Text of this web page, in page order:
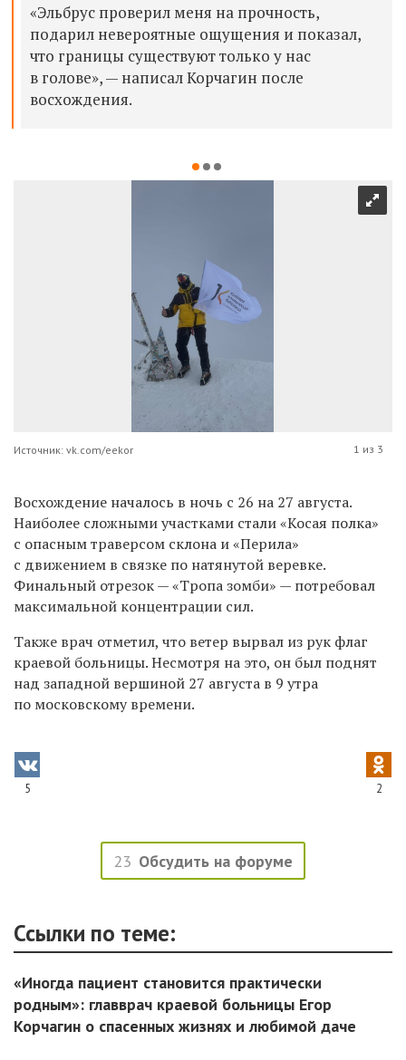
«Эльбрус проверил меня на прочность,
подарил невероятные ощущения и показал,
что границы существуют только у нас
в голове», — написал Корчагин после
восхождения.
Источник: vk.com/eekor 1 из 3
Восхождение началось в ночь с 26 на 27 августа.
Наиболее сложными участками стали «Косая полка»
с опасным траверсом склона и «Перила»
с движением в связке по натянутой веревке.
Финальный отрезок — «Тропа зомби» — потребовал
максимальной концентрации сил.
Также врач отметил, что ветер вырвал из рук флаг
краевой больницы. Несмотря на это, он был поднят
над западной вершиной 27 августа в 9 утра
по московскому времени.
5 2
23 Обсудить на форуме
Ссылки по теме:
«Иногда пациент становится практически
родным»: главврач краевой больницы Егор
Корчагин о спасенных жизнях и любимой даче